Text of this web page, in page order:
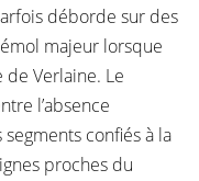
déborde sur des
majeur lorsque
de Verlaine. Le
l’absence
confiés à la
proches du